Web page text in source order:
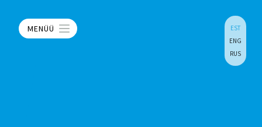
MENÜÜ
EST
ENG
RUS